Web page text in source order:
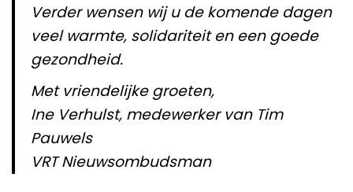
Verder wensen wij u de komende dagen
veel warmte, solidariteit en een goede
gezondheid.
Met vriendelijke groeten,
Ine Verhulst, medewerker van Tim
Pauwels
VRT Nieuwsombudsman